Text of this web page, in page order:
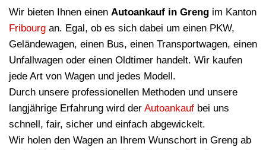
Wir bieten Ihnen einen Autoankauf in Greng im Kanton
Fribourg an. Egal, ob es sich dabei um einen PKW,
Geländewagen, einen Bus, einen Transportwagen, einen
Unfallwagen oder einen Oldtimer handelt. Wir kaufen
jede Art von Wagen und jedes Modell.
Durch unsere professionellen Methoden und unsere
langjährige Erfahrung wird der Autoankauf bei uns
schnell, fair, sicher und einfach abgewickelt.
Wir holen den Wagen an Ihrem Wunschort in Greng ab